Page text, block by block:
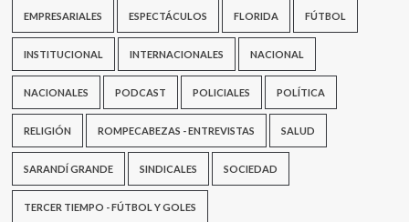
EMPRESARIALES ESPECTÁCULOS FLORIDA FÚTBOL
INSTITUCIONAL INTERNACIONALES NACIONAL
NACIONALES PODCAST POLICIALES POLÍTICA
RELIGIÓN ROMPECABEZAS - ENTREVISTAS SALUD
SARANDÍ GRANDE SINDICALES SOCIEDAD
TERCER TIEMPO - FÚTBOL Y GOLES